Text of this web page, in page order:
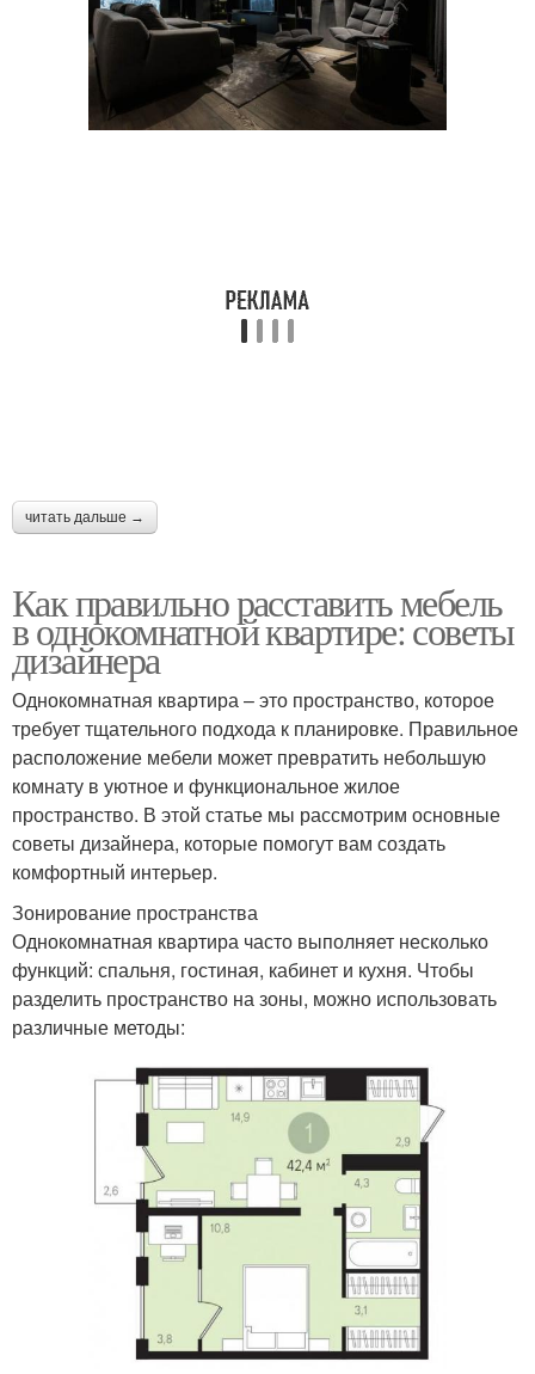
читать дальше →
Как правильно расставить мебель
в однокомнатной квартире: советы
дизайнера
Однокомнатная квартира – это пространство, которое
требует тщательного подхода к планировке. Правильное
расположение мебели может превратить небольшую
комнату в уютное и функциональное жилое
пространство. В этой статье мы рассмотрим основные
советы дизайнера, которые помогут вам создать
комфортный интерьер.
Зонирование пространства
Однокомнатная квартира часто выполняет несколько
функций: спальня, гостиная, кабинет и кухня. Чтобы
разделить пространство на зоны, можно использовать
различные методы: